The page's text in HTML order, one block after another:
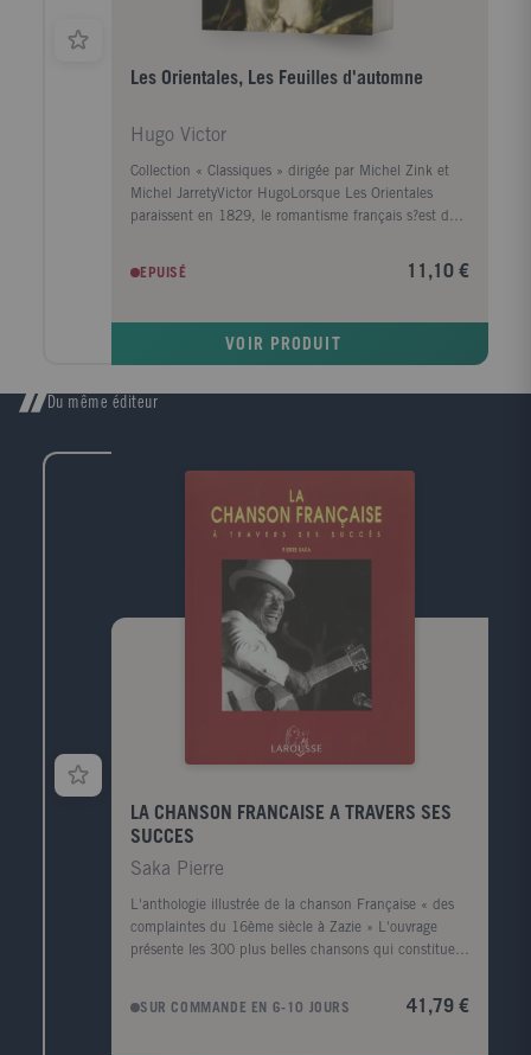
Les Orientales, Les Feuilles d'automne
Hugo Victor
Collection « Classiques » dirigée par Michel Zink et
Michel JarretyVictor HugoLorsque Les Orientales
paraissent en 1829, le romantisme français s?est déjà
grecque a rendu plus présent encore. Mais si Hugo
n?est pas ici un précurseur, la nouveauté de son
et toute la virtuosité du vers. Ainsi se compose la
fantasme, mais un monde ardent et sensuel, plein de
privée » qui évoque les joies fugaces et les tristesses
diffuses, une sorte d?autobiographie s?écrit, mais qui
s?ouvre aussi bien à l?identité collective du siècle et à
la plénitude du monde sensible. La voix que nous
entendons ici, c?est bien celle que Hugo imposera
désormais comme la sienne.Edition présentée et
annotée par Franck Laurent.
EPUISÉ 11,10 €
VOIR PRODUIT
Du même éditeur
LA CHANSON FRANCAISE A TRAVERS SES
SUCCES
Saka Pierre
L'anthologie illustrée de la chanson Française « des
complaintes du 16ème siècle à Zazie » L'ouvrage
présente les 300 plus belles chansons qui constituent
chansons classées chronologiquement, chacune étant
SUR COMMANDE EN 6-10 JOURS 41,79 €